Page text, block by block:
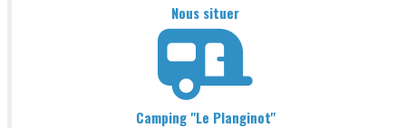
Nous situer
Camping "Le Planginot"